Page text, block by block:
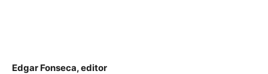
Edgar Fonseca, editor